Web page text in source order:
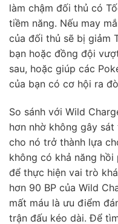
làm chậm đối thủ có
tiềm năng. Nếu may
của đối thủ sẽ bị giảm
bạn hoặc đồng đội
sau, hoặc giúp các
của bạn có cơ hội ra
So sánh với Wild
hơn nhờ không gây
cho nó trở thành lựa
không có khả năng
để thực hiện vai trò
hơn 90 BP của Wild
mất máu là ưu điểm
trận đấu kéo dài. Để